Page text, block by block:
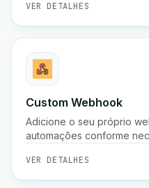
VER DETALHES
Custom Webhook
Adicione o seu próprio
automações conforme
VER DETALHES